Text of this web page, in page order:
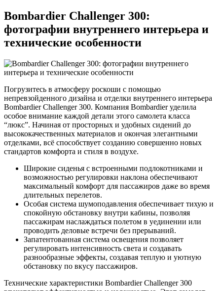
Bombardier Challenger 300:
фотографии внутреннего интерьера и
технические особенности
Погрузитесь в атмосферу роскоши с помощью
непревзойденного дизайна и отделки внутреннего интерьера
Bombardier Challenger 300. Компания Bombardier уделила
особое внимание каждой детали этого самолета класса
“люкс”. Начиная от просторных и удобных сидений до
высококачественных материалов и окончая элегантными
отделками, всё способствует созданию совершенно новых
стандартов комфорта и стиля в воздухе.
Широкие сиденья с встроенными подлокотниками и
возможностью регулировки наклона обеспечивают
максимальный комфорт для пассажиров даже во время
длительных перелетов.
Особая система шумоподавления обеспечивает тихую и
спокойную обстановку внутри кабины, позволяя
пассажирам наслаждаться полетом в уединении или
проводить деловые встречи без прерываний.
Запатентованная система освещения позволяет
регулировать интенсивность света и создавать
разнообразные эффекты, создавая теплую и уютную
обстановку по вкусу пассажиров.
Технические характеристики Bombardier Challenger 300